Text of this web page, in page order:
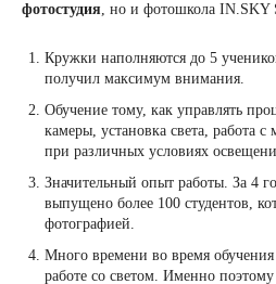
фотостудия, но и фотошкола IN.SKY
Кружки наполняются до 5
получил максимум внимания.
Обучение тому, как управлять
камеры, установка света, работа
при различных условиях
Значительный опыт работы. За 4
выпущено более 100 студентов,
фотографией.
Много времени во время
работе со светом. Именно